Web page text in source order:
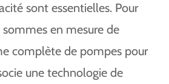
sont essentielles. Pour
en mesure de
complète de pompes pour
une technologie de